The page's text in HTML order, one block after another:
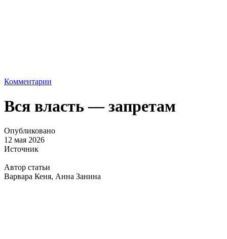
Комментарии
Вся власть — запретам
Опубликовано
12 мая 2026
Источник
Автор статьи
Варвара Кеня, Анна Занина